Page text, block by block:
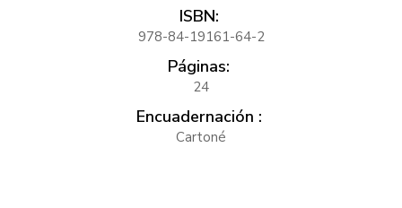
ISBN:
978-84-19161-64-2
Páginas:
24
Encuadernación :
Cartoné